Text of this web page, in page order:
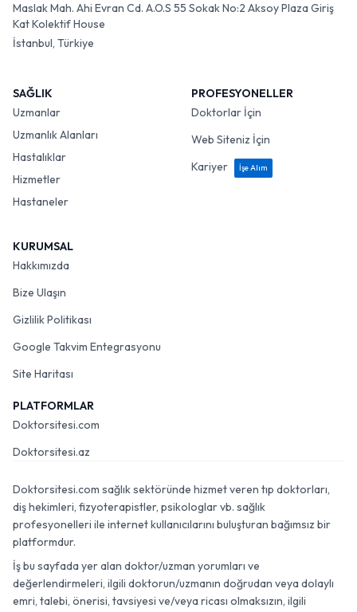
Maslak Mah. Ahi Evran Cd. A.O.S 55 Sokak No:2 Aksoy Plaza Giriş
Kat Kolektif House
İstanbul, Türkiye
SAĞLIK
Uzmanlar
Uzmanlık Alanları
Hastalıklar
Hizmetler
Hastaneler
PROFESYONELLER
Doktorlar İçin
Web Siteniz İçin
Kariyer
İşe Alım
KURUMSAL
Hakkımızda
Bize Ulaşın
Gizlilik Politikası
Google Takvim Entegrasyonu
Site Haritası
PLATFORMLAR
Doktorsitesi.com
Doktorsitesi.az
Doktorsitesi.com sağlık sektöründe hizmet veren tıp doktorları,
diş hekimleri, fizyoterapistler, psikologlar vb. sağlık
profesyonelleri ile internet kullanıcılarını buluşturan bağımsız bir
platformdur.
İş bu sayfada yer alan doktor/uzman yorumları ve
değerlendirmeleri, ilgili doktorun/uzmanın doğrudan veya dolaylı
emri, talebi, önerisi, tavsiyesi ve/veya ricası olmaksızın, ilgili